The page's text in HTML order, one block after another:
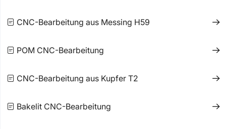
CNC-Bearbeitung aus Messing H59
POM CNC-Bearbeitung
CNC-Bearbeitung aus Kupfer T2
Bakelit CNC-Bearbeitung